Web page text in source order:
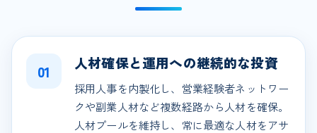
01 人材確保と運用への継続的な投資
採用人事を内製化し、営業経験者ネットワー
クや副業人材など複数経路から人材を確保。
人材プールを維持し、常に最適な人材をアサ